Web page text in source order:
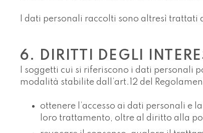
I dati personali raccolti sono altresì
6. DIRITTI DEGLI
I soggetti cui si riferiscono i dati personali
modalità stabilite dall’art.12 del
ottenere l’accesso ai dati personali e
loro trattamento, oltre al diritto alla